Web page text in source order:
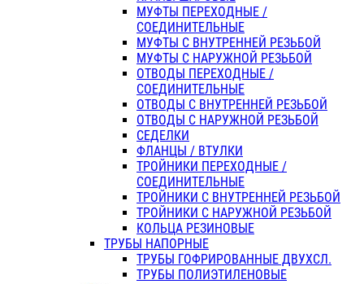
МУФТЫ ПЕРЕХОДНЫЕ /
СОЕДИНИТЕЛЬНЫЕ
МУФТЫ С ВНУТРЕННЕЙ РЕЗЬБОЙ
МУФТЫ С НАРУЖНОЙ РЕЗЬБОЙ
ОТВОДЫ ПЕРЕХОДНЫЕ /
СОЕДИНИТЕЛЬНЫЕ
ОТВОДЫ С ВНУТРЕННЕЙ РЕЗЬБОЙ
ОТВОДЫ С НАРУЖНОЙ РЕЗЬБОЙ
СЕДЕЛКИ
ФЛАНЦЫ / ВТУЛКИ
ТРОЙНИКИ ПЕРЕХОДНЫЕ /
СОЕДИНИТЕЛЬНЫЕ
ТРОЙНИКИ С ВНУТРЕННЕЙ РЕЗЬБОЙ
ТРОЙНИКИ С НАРУЖНОЙ РЕЗЬБОЙ
КОЛЬЦА РЕЗИНОВЫЕ
ТРУБЫ НАПОРНЫЕ
ТРУБЫ ГОФРИРОВАННЫЕ ДВУХСЛ.
ТРУБЫ ПОЛИЭТИЛЕНОВЫЕ